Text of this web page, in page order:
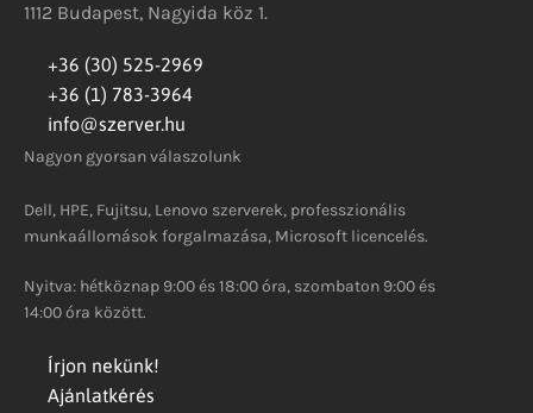
1112 Budapest, Nagyida köz 1.
+36 (30) 525-2969
+36 (1) 783-3964
info@szerver.hu
Nagyon gyorsan válaszolunk
Dell, HPE, Fujitsu, Lenovo szerverek, professzionális
munkaállomások forgalmazása, Microsoft licencelés.
Nyitva: hétköznap 9:00 és 18:00 óra, szombaton 9:00 és
14:00 óra között.
Írjon nekünk!
Ajánlatkérés